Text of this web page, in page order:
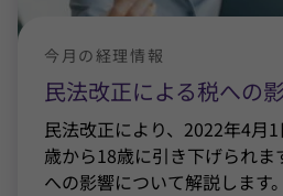
民法改正による税への
今月の経理情報
民法改正により、2022年4月
歳から18歳に引き下げられま
への影響について解説します。